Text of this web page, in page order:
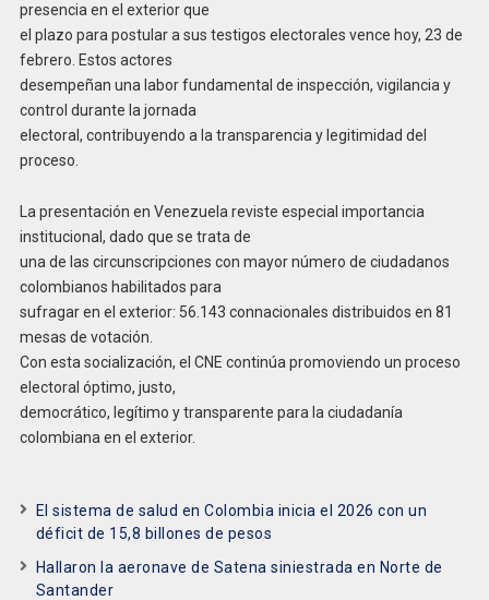
presencia en el exterior que
el plazo para postular a sus testigos electorales vence hoy, 23 de
febrero. Estos actores
desempeñan una labor fundamental de inspección, vigilancia y
control durante la jornada
electoral, contribuyendo a la transparencia y legitimidad del
proceso.
La presentación en Venezuela reviste especial importancia
institucional, dado que se trata de
una de las circunscripciones con mayor número de ciudadanos
colombianos habilitados para
sufragar en el exterior: 56.143 connacionales distribuidos en 81
mesas de votación.
Con esta socialización, el CNE continúa promoviendo un proceso
electoral óptimo, justo,
democrático, legítimo y transparente para la ciudadanía
colombiana en el exterior.
El sistema de salud en Colombia inicia el 2026 con un
déficit de 15,8 billones de pesos
Hallaron la aeronave de Satena siniestrada en Norte de
Santander